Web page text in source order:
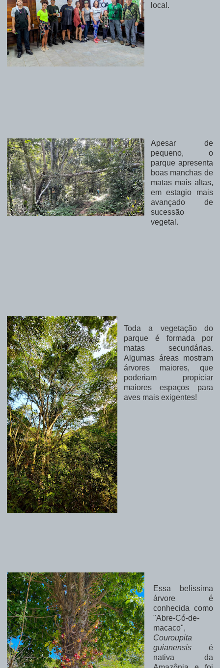
local.
Apesar de
pequeno, o
parque apresenta
boas manchas de
matas mais altas,
em estagio mais
avançado de
sucessão
vegetal.
Toda a vegetação do
parque é formada por
matas secundárias.
Algumas áreas mostram
árvores maiores, que
poderiam propiciar
maiores espaços para
aves mais exigentes!
Essa belissima
árvore é
conhecida como
"Abre-Có-de-
macaco",
Couroupita
guianensis é
nativa da